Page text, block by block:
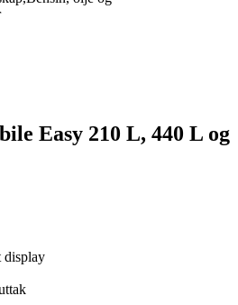
Easy 210 L, 440 L og
display